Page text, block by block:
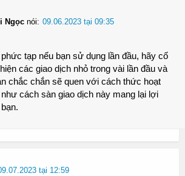
Ngọc nói: 09.06.2023 tại 09:35
tạp nếu bạn sử dụng lần đầu, hãy cố
các giao dịch nhỏ trong vài lần đầu và
chắc chắn sẽ quen với cách thức hoạt
cách sàn giao dịch này mang lại lợi
tại 12:59